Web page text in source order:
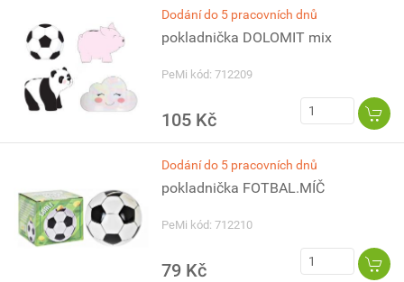
Dodání do 5 pracovních dnů
pokladnička DOLOMIT mix
PeMi kód: 712209
105 Kč
Dodání do 5 pracovních dnů
pokladnička FOTBAL.MÍČ
PeMi kód: 712210
79 Kč